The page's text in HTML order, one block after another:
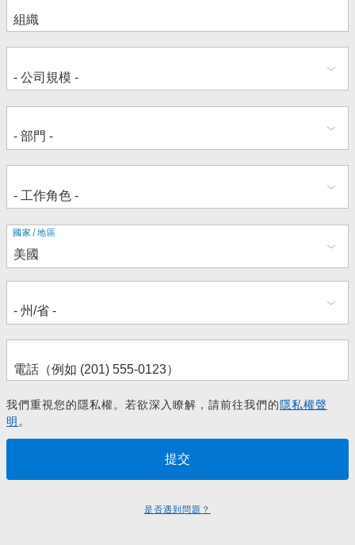
地
址
國家/地區
我們重視您的隱私權。若欲深入瞭解，請前往我們的隱私權聲
明。
是否遇到問題？